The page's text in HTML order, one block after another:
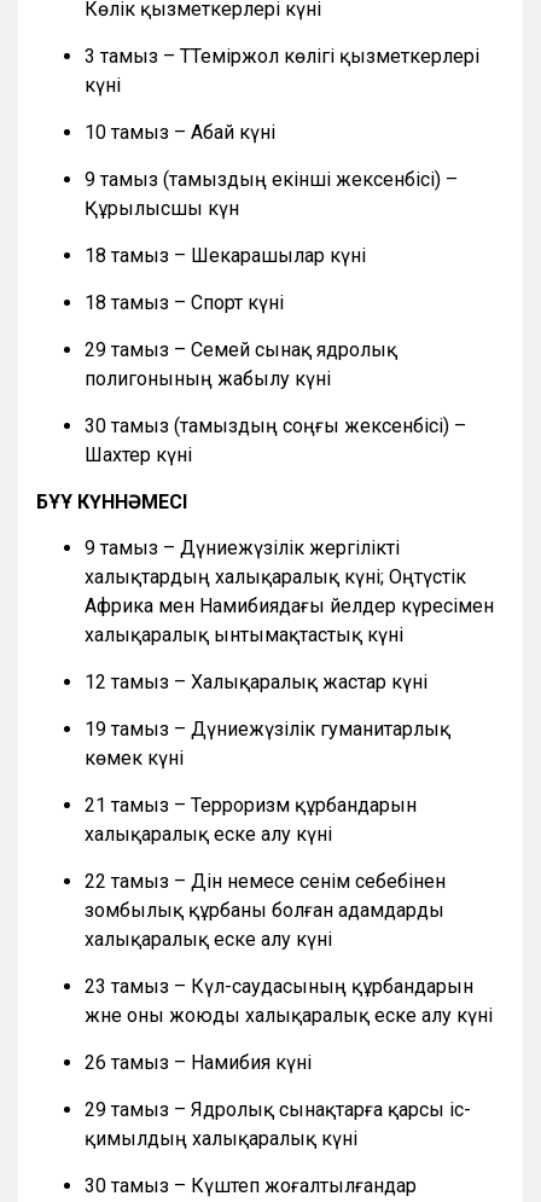
Көлік қызметкерлері күні
3 тамыз – ТТеміржол көлігі қызметкерлері
күні
10 тамыз – Абай күні
9 тамыз (тамыздың екінші жексенбісі) –
Құрылысшы күн
18 тамыз – Шекарашылар күні
18 тамыз – Спорт күні
29 тамыз – Семей сынақ ядролық
полигонының жабылу күні
30 тамыз (тамыздың соңғы жексенбісі) –
Шахтер күні
БҰҰ КҮННӘМЕСІ
9 тамыз – Дүниежүзілік жергілікті
халықтардың халықаралық күні; Оңтүстік
Африка мен Намибиядағы әйелдер күресімен
халықаралық ынтымақтастық күні
12 тамыз – Халықаралық жастар күні
19 тамыз – Дүниежүзілік гуманитарлық
көмек күні
21 тамыз – Терроризм құрбандарын
халықаралық еске алу күні
22 тамыз – Дін немесе сенім себебінен
зомбылық құрбаны болған адамдарды
халықаралық еске алу күні
23 тамыз – Күл-саудасының құрбандарын
және оны жоюды халықаралық еске алу күні
26 тамыз – Намибия күні
29 тамыз – Ядролық сынақтарға қарсы іс-
қимылдың халықаралық күні
30 тамыз – Күштеп жоғалтылғандар